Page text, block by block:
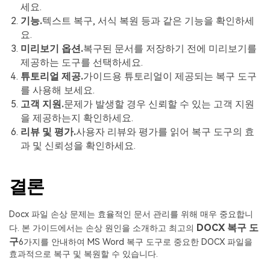
세요.
기능.텍스트 복구, 서식 복원 등과 같은 기능을 확인하세
요.
미리보기 옵션.복구된 문서를 저장하기 전에 미리보기를
제공하는 도구를 선택하세요.
튜토리얼 제공.가이드용 튜토리얼이 제공되는 복구 도구
를 사용해 보세요.
고객 지원.문제가 발생할 경우 신뢰할 수 있는 고객 지원
을 제공하는지 확인하세요.
리뷰 및 평가.사용자 리뷰와 평가를 읽어 복구 도구의 효
과 및 신뢰성을 확인하세요.
결론
Docx 파일 손상 문제는 효율적인 문서 관리를 위해 매우 중요합니
다. 본 가이드에서는 손상 원인을 소개하고 최고의
DOCX 복구 도
구6가지를 안내하여 MS Word 복구 도구로 중요한 DOCX 파일을
효과적으로 복구 및 복원할 수 있습니다.